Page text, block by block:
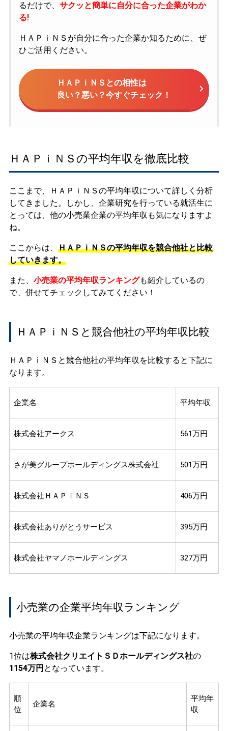
るだけで、 サクッと簡単に自分に合った企業がわか
る!
ＨＡＰｉＮＳが自分に合った企業か知るために、ぜ
ひご活用ください。
ＨＡＰｉＮＳとの相性は
良い？悪い？今すぐチェック！
ＨＡＰｉＮＳの平均年収を徹底比較
ここまで、ＨＡＰｉＮＳの平均年収について詳しく分析
してきました。しかし、企業研究を行っている就活生に
とっては、他の小売業企業の平均年収も気になりますよ
ね。
ここからは、 ＨＡＰｉＮＳの平均年収を競合他社と比較
していきます。
また、 小売業の平均年収ランキングも紹介しているの
で、併せてチェックしてみてください！
ＨＡＰｉＮＳと競合他社の平均年収比較
ＨＡＰｉＮＳと競合他社の平均年収を比較すると下記に
なります。
企業名 平均年収
株式会社アークス 561万円
さが美グループホールディングス株式会社 501万円
株式会社ＨＡＰｉＮＳ 406万円
株式会社ありがとうサービス 395万円
株式会社ヤマノホールディングス 327万円
小売業の企業平均年収ランキング
小売業の平均年収企業ランキングは下記になります。
1位は株式会社クリエイトＳＤホールディングス社の
1154万円 となっています。
順
位
企業名
平均年
収